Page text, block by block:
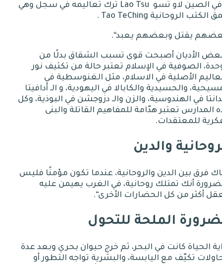
Lao Tsu ترك تعاليمه في سجل وهي
الكتب الروحانية
يقتل وبعضهم يعبد“.
الأديان أصبحت قوى تسبب الشقاق بدلًا من
الصوفية في الإسلام تعتبر حالة من تكثيف نور
الأصلية في الاسلام، مثل الغنوسطية في
والحسيدية والكابالا في اليهودية، و الـ أدافيتا
في الهندوسية، والزن والـ دزوجشن في البوذية، وكل
المدارس تعتبر هدّامة للمفاهيم القاتلة والبنى
للمعتقدات.
والدين
فرق بين الدين والروحانية، عندما تكون مؤمنًا فليس
أنك تمتلك روحانية، في الغرب يهيمن عليه
أكثر من كل الحضارات الأخرى“.
الملحة للتحول
الحياة كانت في البحر، ثم خرج حيوان بحري وبعد عدة
تكيّف مع اليابسة، والبشرية تواجه التطور أو